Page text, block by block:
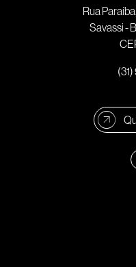
Rua
Savassi -